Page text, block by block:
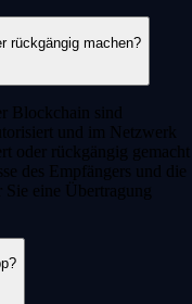
rückgängig machen?
Blockchain sind
und im Netzwerk
oder rückgängig gemacht
des Empfängers und die
eine Übertragung